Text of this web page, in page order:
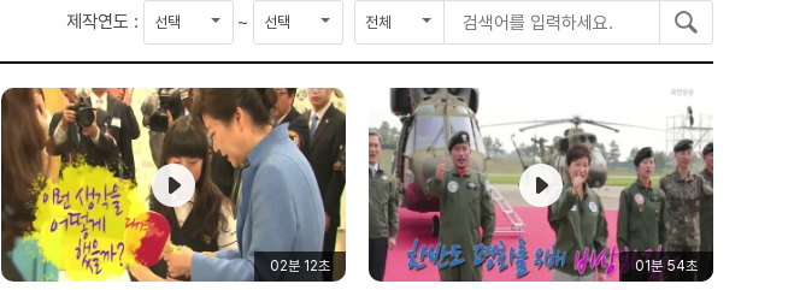
제작연도 :
작
연
도
~
료
연
도
검
색
구
색
어
를
입
하
세
요
검
색
02분 12초 01분 54초